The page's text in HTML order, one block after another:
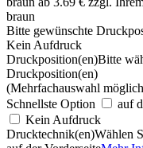
braun
Bitte gewünschte
Kein Aufdruck
Druckposition(en)Bitte
Druckposition(en)
(Mehrfachauswahl
Schnellste Option
auf
Kein Aufdruck
Drucktechnik(en)Wählen